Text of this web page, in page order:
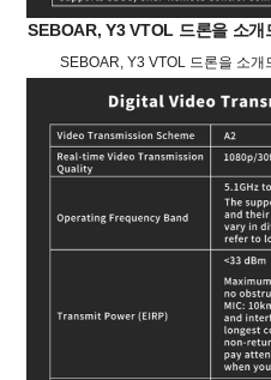
SEBOAR, Y3 VTOL 드론을 소
SEBOAR, Y3 VTOL 드론을 소